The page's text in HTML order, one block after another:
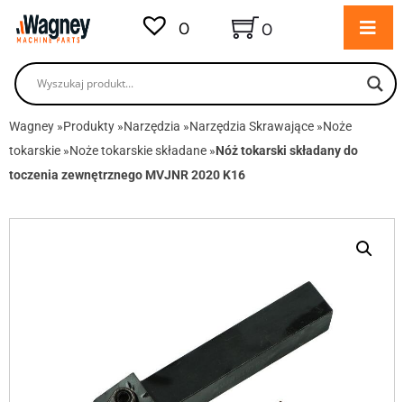
0 0
Wagney »Produkty »Narzędzia »Narzędzia Skrawające »Noże
tokarskie »Noże tokarskie składane »Nóż tokarski składany do
toczenia zewnętrznego MVJNR 2020 K16